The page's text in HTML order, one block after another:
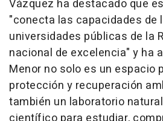
Vázquez ha destacado que
"conecta las capacidades de
universidades públicas de la
nacional de excelencia" y ha
Menor no solo es un espacio
protección y recuperación
también un laboratorio